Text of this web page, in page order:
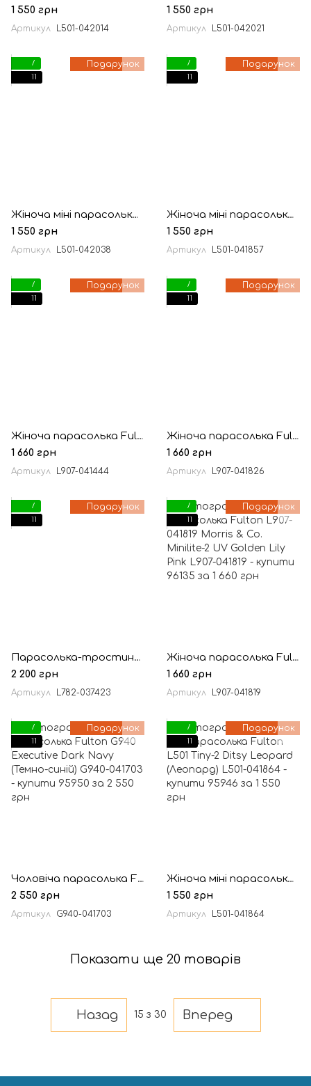
1 550 грн
Артикул L501-042014
1 550 грн
Артикул L501-042021
Подарунок
7
11
Жіноча міні парасолька Fulton L501 Tiny-2 Funky Leopard (Рожевий леопард)
1 550 грн
Артикул L501-042038
Подарунок
7
11
Жіноча міні парасолька Fulton L501 Tiny-2 Meadow Fields (Лугові поля)
1 550 грн
Артикул L501-041857
Подарунок
7
11
Жіноча парасолька Fulton L907-041444 Morris & Co Minilite-2 UV Elmcote
1 660 грн
Артикул L907-041444
Подарунок
7
11
Жіноча парасолька Fulton L907-041826 Morris & Co Minilite-2 UV Daisy Blue Ivory
1 660 грн
Артикул L907-041826
Подарунок
7
11
Парасолька-тростина жіноча Fulton L782 Morris & Co. Birdcage-2 Lodden
2 200 грн
Артикул L782-037423
Подарунок
7
11
Жіноча парасолька Fulton L907-041819 Morris & Co. Minilite-2 UV Golden Lily Pink
1 660 грн
Артикул L907-041819
Подарунок
7
11
Чоловіча парасолька Fulton G940 Executive Dark Navy (Темно-синій)
2 550 грн
Артикул G940-041703
Подарунок
7
11
Жіноча міні парасолька Fulton L501 Tiny-2 Ditsy Leopard (Леопард)
1 550 грн
Артикул L501-041864
Показати ще 20 товарів
Назад 15 з 30 Вперед